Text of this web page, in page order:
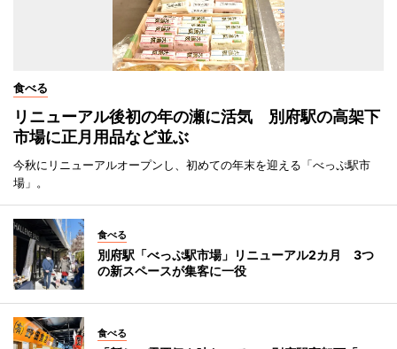
食べる
リニューアル後初の年の瀬に活気 別府駅の高架下
市場に正月用品など並ぶ
今秋にリニューアルオープンし、初めての年末を迎える「べっぷ駅市
場」。
食べる
別府駅「べっぷ駅市場」リニューアル2カ月 3つ
の新スペースが集客に一役
食べる